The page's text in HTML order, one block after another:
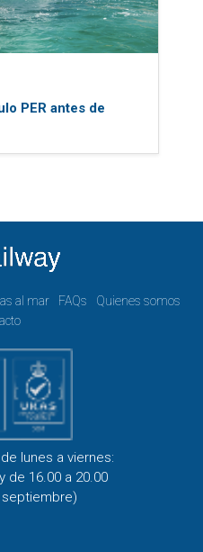
PER antes de
al mar FAQs
Quienes somos
lunes a viernes:
de 16.00 a 20.00
septiembre)